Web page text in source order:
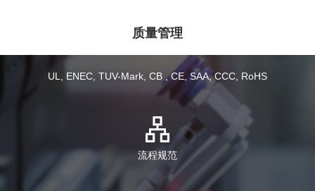
质量管理
UL, ENEC, TUV-Mark, CB , CE, SAA, CCC, RoHS
流程规范